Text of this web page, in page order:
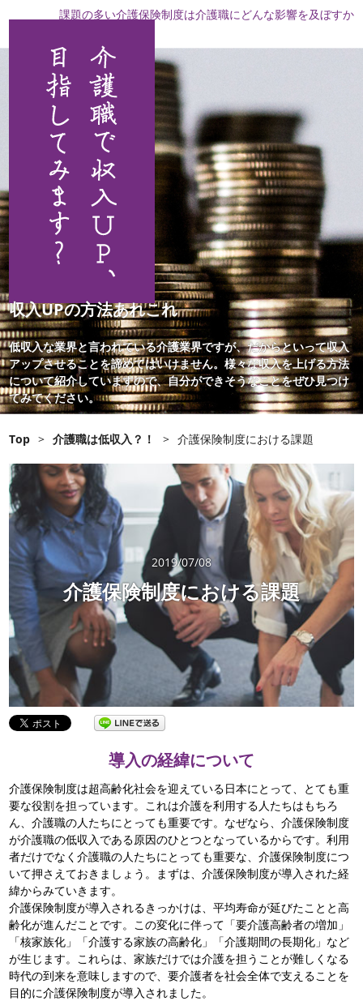
課題の多い介護保険制度は介護職にどんな影響を及ぼすか
収入UPの方法あれこれ
低収入な業界と言われている介護業界ですが、だからといって収入
アップさせることを諦めてはいけません。様々な収入を上げる方法
について紹介していますので、自分ができそうなことをぜひ見つけ
てみてください。
Top > 介護職は低収入？！ > 介護保険制度における課題
2019/07/08
介護保険制度における課題
導入の経緯について
介護保険制度は超高齢化社会を迎えている日本にとって、とても重
要な役割を担っています。これは介護を利用する人たちはもちろ
ん、介護職の人たちにとっても重要です。なぜなら、介護保険制度
が介護職の低収入である原因のひとつとなっているからです。利用
者だけでなく介護職の人たちにとっても重要な、介護保険制度につ
いて押さえておきましょう。まずは、介護保険制度が導入された経
緯からみていきます。
介護保険制度が導入されるきっかけは、平均寿命が延びたことと高
齢化が進んだことです。この変化に伴って「要介護高齢者の増加」
「核家族化」「介護する家族の高齢化」「介護期間の長期化」など
が生じます。これらは、家族だけでは介護を担うことが難しくなる
時代の到来を意味しますので、要介護者を社会全体で支えることを
目的に介護保険制度が導入されました。